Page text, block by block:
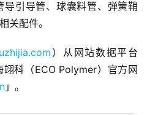
引导管、球囊料管、弹簧鞘
关配件。
）从网站数据平台
翊科（ECO Polymer）官方网
」。